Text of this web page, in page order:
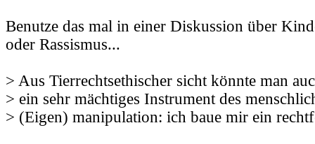
Benutze das mal in einer Diskussion über
oder Rassismus...
> Aus Tierrechtsethischer sicht könnte man
> ein sehr mächtiges Instrument des
> (Eigen) manipulation: ich baue mir ein